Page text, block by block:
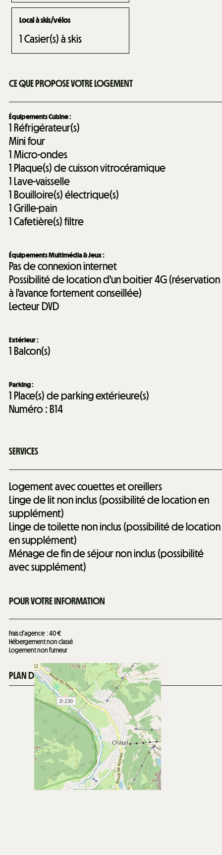
Local à skis/vélos
1Casier(s) à skis
CE QUE PROPOSE VOTRE LOGEMENT
Équipements Cuisine:
1 Réfrigérateur(s)
Mini four
1Micro-ondes
1 Plaque(s) de cuisson vitrocéramique
1 Lave-vaisselle
1 Bouilloire(s) électrique(s)
1Grille-pain
1Cafetière(s) filtre
Équipements Multimédia & Jeux:
Pas de connexion internet
Possibilité de location d'un boitier 4G (réservation
à l'avance fortement conseillée)
Lecteur DVD
Extérieur:
1 Balcon(s)
Parking:
1 Place(s) de parking extérieure(s)
Numéro : B14
SERVICES
Logement avec couettes et oreillers
Linge de lit non inclus (possibilité de location en
supplément)
Linge de toilette non inclus (possibilité de location
en supplément)
Ménage de fin de séjour non inclus (possibilité
avec supplément)
POUR VOTRE INFORMATION
Frais d'agence 40 €
Hébergement non classé
Logement non fumeur
PLAN DE LA STATION